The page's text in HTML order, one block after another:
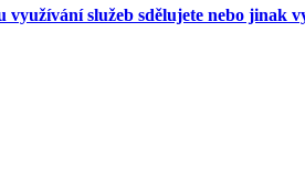
služeb sdělujete nebo jinak